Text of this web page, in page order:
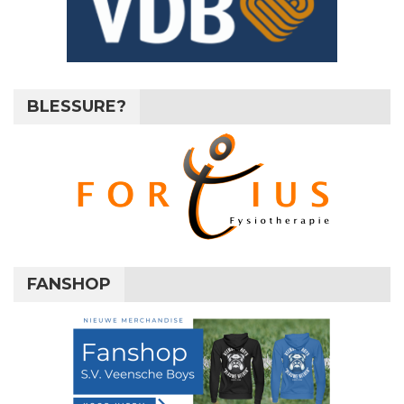
BLESSURE?
FANSHOP